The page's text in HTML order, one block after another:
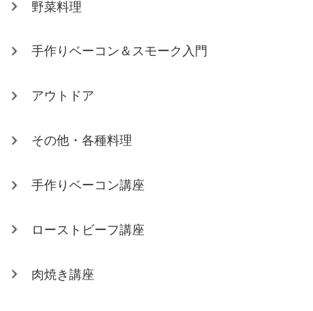
野菜料理
手作りベーコン＆スモーク入門
アウトドア
その他・各種料理
手作りベーコン講座
ローストビーフ講座
肉焼き講座